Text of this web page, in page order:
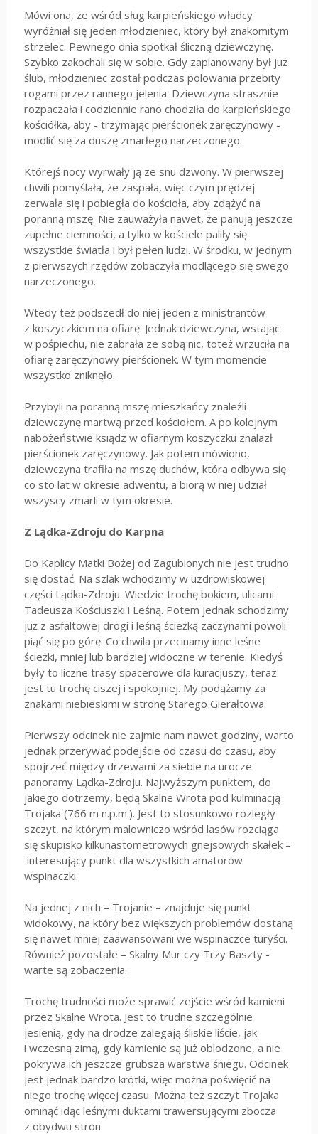
Mówi ona, że wśród sług karpieńskiego władcy
wyróżniał się jeden młodzieniec, który był znakomitym
strzelec. Pewnego dnia spotkał śliczną dziewczynę.
Szybko zakochali się w sobie. Gdy zaplanowany był już
ślub, młodzieniec został podczas polowania przebity
rogami przez rannego jelenia. Dziewczyna strasznie
rozpaczała i codziennie rano chodziła do karpieńskiego
kościółka, aby - trzymając pierścionek zaręczynowy -
modlić się za duszę zmarłego narzeczonego.
Którejś nocy wyrwały ją ze snu dzwony. W pierwszej
chwili pomyślała, że zaspała, więc czym prędzej
zerwała się i pobiegła do kościoła, aby zdążyć na
poranną mszę. Nie zauważyła nawet, że panują jeszcze
zupełne ciemności, a tylko w kościele paliły się
wszystkie światła i był pełen ludzi. W środku, w jednym
z pierwszych rzędów zobaczyła modlącego się swego
narzeczonego.
Wtedy też podszedł do niej jeden z ministrantów
z koszyczkiem na ofiarę. Jednak dziewczyna, wstając
w pośpiechu, nie zabrała ze sobą nic, toteż wrzuciła na
ofiarę zaręczynowy pierścionek. W tym momencie
wszystko zniknęło.
Przybyli na poranną mszę mieszkańcy znaleźli
dziewczynę martwą przed kościołem. A po kolejnym
nabożeństwie ksiądz w ofiarnym koszyczku znalazł
pierścionek zaręczynowy. Jak potem mówiono,
dziewczyna trafiła na mszę duchów, która odbywa się
co sto lat w okresie adwentu, a biorą w niej udział
wszyscy zmarli w tym okresie.
Z Lądka-Zdroju do Karpna
Do Kaplicy Matki Bożej od Zagubionych nie jest trudno
się dostać. Na szlak wchodzimy w uzdrowiskowej
części Lądka-Zdroju. Wiedzie trochę bokiem, ulicami
Tadeusza Kościuszki i Leśną. Potem jednak schodzimy
już z asfaltowej drogi i leśną ścieżką zaczynami powoli
piąć się po górę. Co chwila przecinamy inne leśne
ścieżki, mniej lub bardziej widoczne w terenie. Kiedyś
były to liczne trasy spacerowe dla kuracjuszy, teraz
jest tu trochę ciszej i spokojniej. My podążamy za
znakami niebieskimi w stronę Starego Gierałtowa.
Pierwszy odcinek nie zajmie nam nawet godziny, warto
jednak przerywać podejście od czasu do czasu, aby
spojrzeć między drzewami za siebie na urocze
panoramy Lądka-Zdroju. Najwyższym punktem, do
jakiego dotrzemy, będą Skalne Wrota pod kulminacją
Trojaka (766 m n.p.m.). Jest to stosunkowo rozległy
szczyt, na którym malowniczo wśród lasów rozciąga
się skupisko kilkunastometrowych gnejsowych skałek –
interesujący punkt dla wszystkich amatorów
wspinaczki.
Na jednej z nich – Trojanie – znajduje się punkt
widokowy, na który bez większych problemów dostaną
się nawet mniej zaawansowani we wspinaczce turyści.
Również pozostałe – Skalny Mur czy Trzy Baszty -
warte są zobaczenia.
Trochę trudności może sprawić zejście wśród kamieni
przez Skalne Wrota. Jest to trudne szczególnie
jesienią, gdy na drodze zalegają śliskie liście, jak
i wczesną zimą, gdy kamienie są już oblodzone, a nie
pokrywa ich jeszcze grubsza warstwa śniegu. Odcinek
jest jednak bardzo krótki, więc można poświęcić na
niego trochę więcej czasu. Można też szczyt Trojaka
ominąć idąc leśnymi duktami trawersującymi zbocza
z obydwu stron.